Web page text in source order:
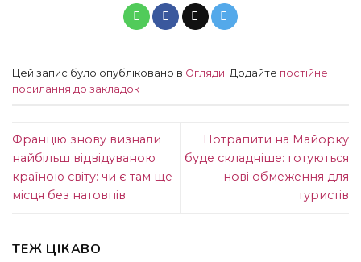
Цей запис було опубліковано в Огляди. Додайте постійне
посилання до закладок .
Францію знову визнали
найбільш відвідуваною
країною світу: чи є там ще
місця без натовпів
Потрапити на Майорку
буде складніше: готуються
нові обмеження для
туристів
ТЕЖ ЦІКАВО